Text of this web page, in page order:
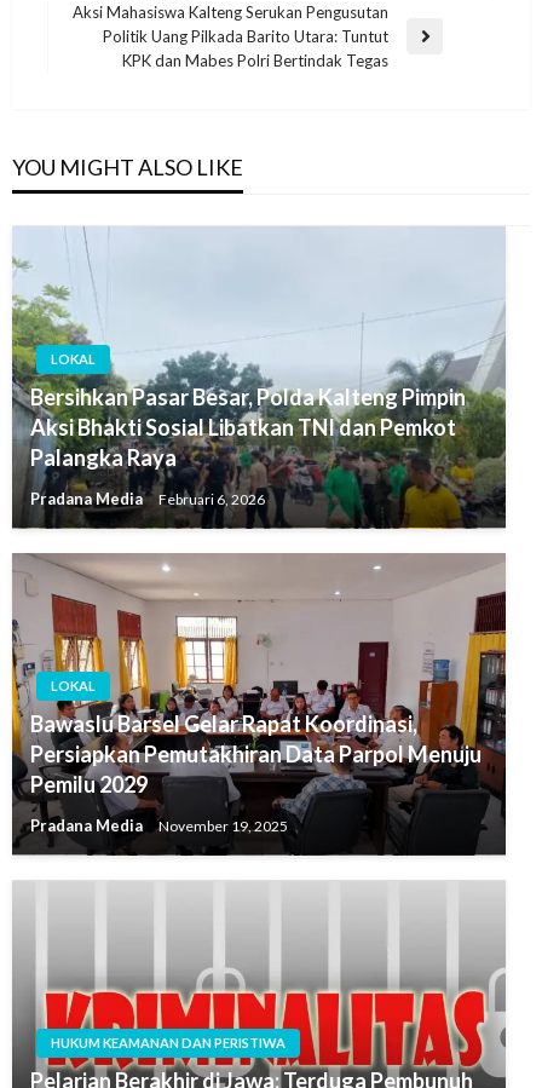
Aksi Mahasiswa Kalteng Serukan Pengusutan
Politik Uang Pilkada Barito Utara: Tuntut
KPK dan Mabes Polri Bertindak Tegas
YOU MIGHT ALSO LIKE
LOKAL
Bersihkan Pasar Besar, Polda Kalteng Pimpin
Aksi Bhakti Sosial Libatkan TNI dan Pemkot
Palangka Raya
Pradana Media Februari 6, 2026
LOKAL
Bawaslu Barsel Gelar Rapat Koordinasi,
Persiapkan Pemutakhiran Data Parpol Menuju
Pemilu 2029
Pradana Media November 19, 2025
HUKUM KEAMANAN DAN PERISTIWA
Pelarian Berakhir di Jawa: Terduga Pembunuh